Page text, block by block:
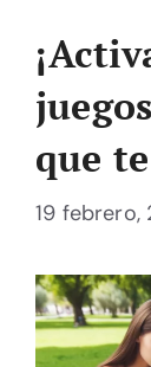
que
19 febrero,